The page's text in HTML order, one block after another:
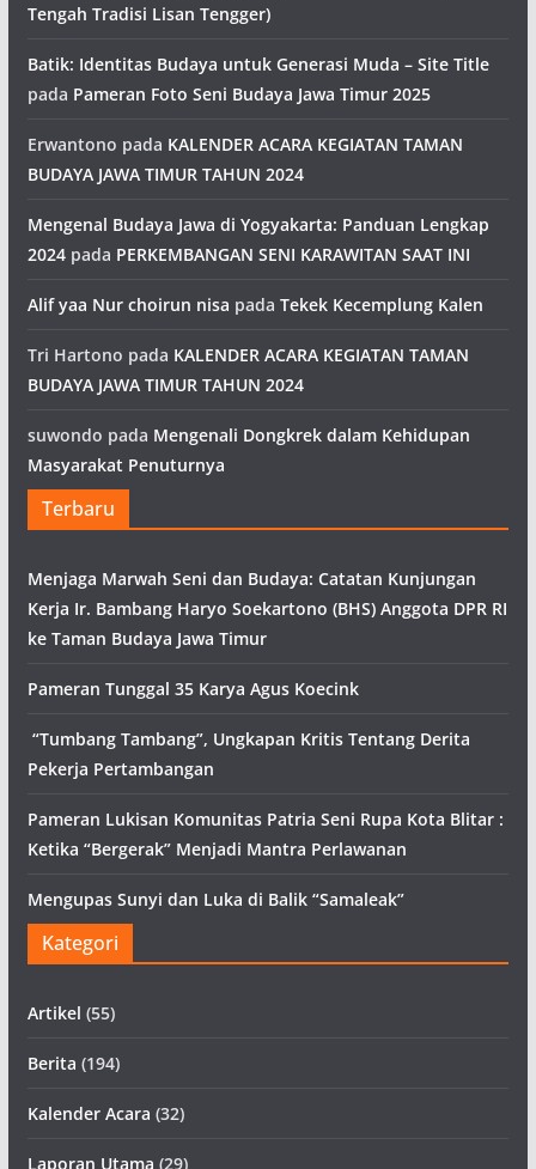
Tengah Tradisi Lisan Tengger)
Batik: Identitas Budaya untuk Generasi Muda – Site Title
pada Pameran Foto Seni Budaya Jawa Timur 2025
Erwantono pada KALENDER ACARA KEGIATAN TAMAN
BUDAYA JAWA TIMUR TAHUN 2024
Mengenal Budaya Jawa di Yogyakarta: Panduan Lengkap
2024pada PERKEMBANGAN SENI KARAWITAN SAAT INI
Alif yaa Nur choirun nisa pada Tekek Kecemplung Kalen
Tri Hartono pada KALENDER ACARA KEGIATAN TAMAN
BUDAYA JAWA TIMUR TAHUN 2024
suwondo pada Mengenali Dongkrek dalam Kehidupan
Masyarakat Penuturnya
Terbaru
Menjaga Marwah Seni dan Budaya: Catatan Kunjungan
Kerja Ir. Bambang Haryo Soekartono (BHS) Anggota DPR RI
ke Taman Budaya Jawa Timur
Pameran Tunggal 35 Karya Agus Koecink
“Tumbang Tambang”, Ungkapan Kritis Tentang Derita
Pekerja Pertambangan
Pameran Lukisan Komunitas Patria Seni Rupa Kota Blitar :
Ketika “Bergerak” Menjadi Mantra Perlawanan
Mengupas Sunyi dan Luka di Balik “Samaleak”
Kategori
Artikel (55)
Berita (194)
Kalender Acara (32)
Laporan Utama (29)